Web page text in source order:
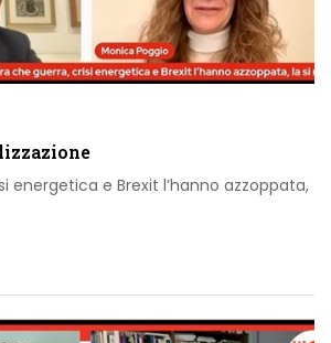
energetica e Brexit l’hanno azzoppata,